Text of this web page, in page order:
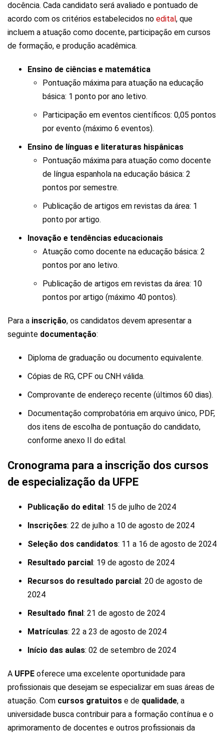
docência. Cada candidato será avaliado e pontuado de
acordo com os critérios estabelecidos no edital , que
incluem a atuação como docente, participação em cursos
de formação, e produção acadêmica.
Ensino de ciências e matemática
Pontuação máxima para atuação na educação
básica: 1 ponto por ano letivo.
Participação em eventos científicos: 0,05 pontos
por evento (máximo 6 eventos).
Ensino de línguas e literaturas hispânicas
Pontuação máxima para atuação como docente
de língua espanhola na educação básica: 2
pontos por semestre.
Publicação de artigos em revistas da área: 1
ponto por artigo.
Inovação e tendências educacionais
Atuação como docente na educação básica: 2
pontos por ano letivo.
Publicação de artigos em revistas da área: 10
pontos por artigo (máximo 40 pontos).
Para a inscrição, os candidatos devem apresentar a
seguinte documentação:
Diploma de graduação ou documento equivalente.
Cópias de RG, CPF ou CNH válida.
Comprovante de endereço recente (últimos 60 dias).
Documentação comprobatória em arquivo único, PDF,
dos itens de escolha de pontuação do candidato,
conforme anexo II do edital.
Cronograma para a inscrição dos cursos
de especialização da UFPE
Publicação do edital : 15 de julho de 2024
Inscrições: 22 de julho a 10 de agosto de 2024
Seleção dos candidatos: 11 a 16 de agosto de 2024
Resultado parcial : 19 de agosto de 2024
Recursos do resultado parcial : 20 de agosto de
2024
Resultado final : 21 de agosto de 2024
Matrículas: 22 a 23 de agosto de 2024
Início das aulas: 02 de setembro de 2024
A UFPE oferece uma excelente oportunidade para
profissionais que desejam se especializar em suas áreas de
atuação. Com cursos gratuitos e de qualidade, a
universidade busca contribuir para a formação contínua e o
aprimoramento de docentes e outros profissionais da